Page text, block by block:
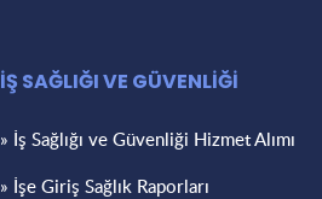
İŞ SAĞLIĞI VE GÜVENLİĞİ
» İş Sağlığı ve Güvenliği Hizmet Alımı
» İşe Giriş Sağlık Raporları